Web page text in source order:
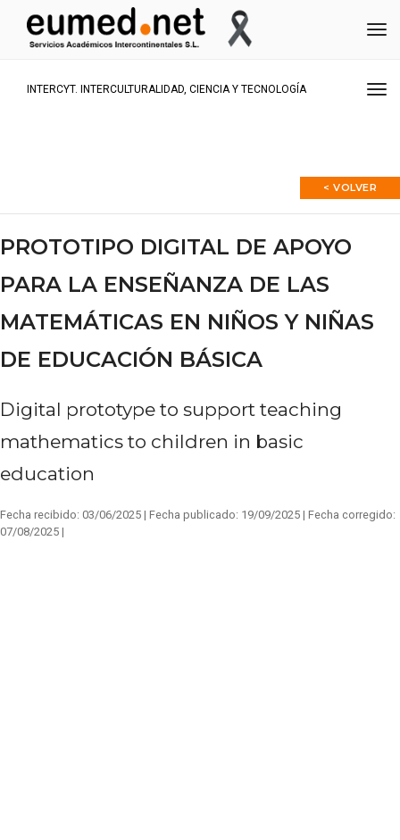
INTERCYT. INTERCULTURALIDAD, CIENCIA Y TECNOLOGÍA
< VOLVER
PROTOTIPO DIGITAL DE APOYO
PARA LA ENSEÑANZA DE LAS
MATEMÁTICAS EN NIÑOS Y NIÑAS
DE EDUCACIÓN BÁSICA
Digital prototype to support teaching
mathematics to children in basic
education
Fecha recibido: 03/06/2025 | Fecha publicado: 19/09/2025 | Fecha corregido:
07/08/2025 |